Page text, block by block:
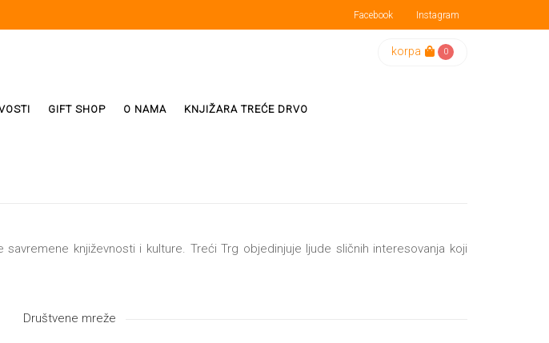
Facebook Instagram
korpa 0
GIFT SHOP O NAMA KNJIŽARA TREĆE DRVO
književnosti i kulture. Treći Trg objedinjuje ljude sličnih interesovanja koji
Društvene mreže